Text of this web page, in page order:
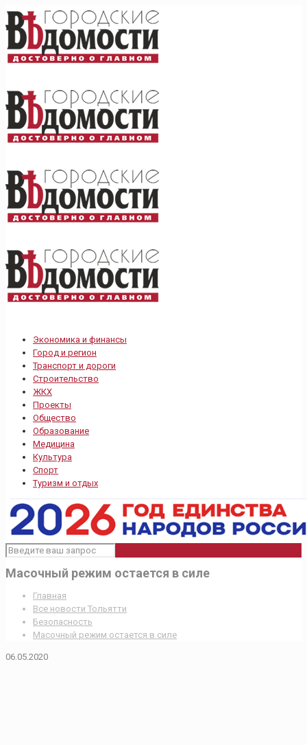
Экономика и финансы
Город и регион
Транспорт и дороги
Строительство
ЖКХ
Проекты
Общество
Образование
Медицина
Культура
Спорт
Туризм и отдых
Масочный режим остается в силе
Главная
Все новости Тольятти
Безопасность
Масочный режим остается в силе
06.05.2020